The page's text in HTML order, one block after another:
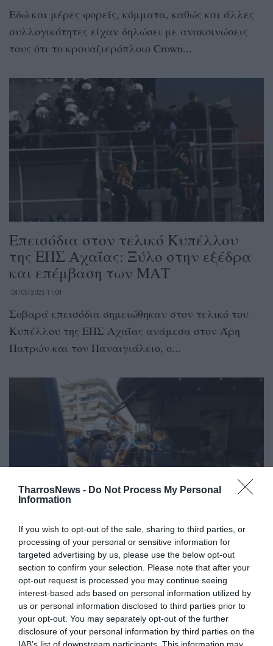
TharrosNews - Do Not Process My Personal
Information
If you wish to opt-out of the sale, sharing to third parties, or
processing of your personal or sensitive information for
targeted advertising by us, please use the below opt-out
section to confirm your selection. Please note that after your
opt-out request is processed you may continue seeing
interest-based ads based on personal information utilized by
us or personal information disclosed to third parties prior to
your opt-out. You may separately opt-out of the further
disclosure of your personal information by third parties on the
Εδώ και μέρες φορείς, κόμματα, καθώς και άλλες
συλλογικότητες είχαν δηλώσει με ανακοινώσεις
τους ότι το κρουαζιερόπλοιο Crown...
Eπεισόδια στον τελικό Κυπέλλου
της ΕΠΣ Αχαΐας: Ξύλο στην εξέδρα
και επέμβαση των ΜΑΤ
04/05/2025 11:04
Σοβαρά επεισόδια σημειώθηκαν στον τελικό του
Κυπέλλου της ΕΠΣ Αχαΐας ανάμεσα στον Άρη
Πατρών και τον Παναιγιάλειο, ο...
Ναυάγιο Πύλου -Συγκεντρώσεις
πριν τη δίκη: Συλλογικότητες
καταγγέλουν τα επεισόδια
ξυλοδαρμού και συλλήψεων
21/05/2024 10:30
Ένταση επικρατεί εδώ και αρκετή ώρα έξω από τα